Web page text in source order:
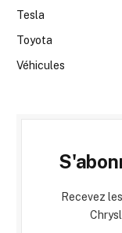
Tesla
Toyota
Véhicules
Recevez